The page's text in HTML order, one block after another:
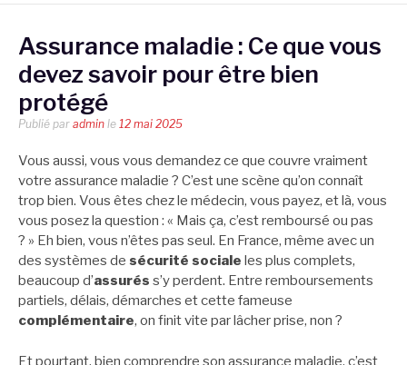
Assurance maladie : Ce que vous
devez savoir pour être bien
protégé
Publié par admin le 12 mai 2025
Vous aussi, vous vous demandez ce que couvre vraiment
votre assurance maladie ? C’est une scène qu’on connaît
trop bien. Vous êtes chez le médecin, vous payez, et là, vous
vous posez la question : « Mais ça, c’est remboursé ou pas
? » Eh bien, vous n’êtes pas seul. En France, même avec un
des systèmes de sécurité sociale les plus complets,
beaucoup d’assurés s’y perdent. Entre remboursements
partiels, délais, démarches et cette fameuse
complémentaire, on finit vite par lâcher prise, non ?
Et pourtant, bien comprendre son assurance maladie, c’est